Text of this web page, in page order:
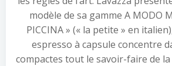
modèle de sa gamme A MODO
PICCINA » (« la petite » en
espresso à capsule concentre
compactes tout le savoir-faire de